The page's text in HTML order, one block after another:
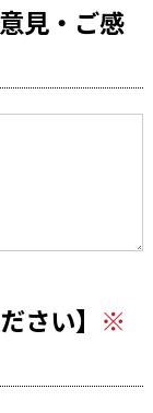
見・ご感
さい】 ※